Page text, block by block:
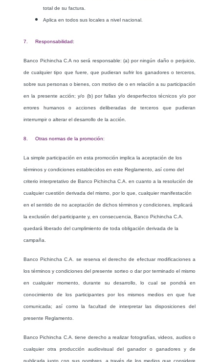
total de su factura.
Aplica en todos sus locales a nivel nacional.
7. Responsabilidad:
Banco Pichincha C.A no será responsable: (a) por ningún daño o perjuicio,
de cualquier tipo que fuere, que pudieran sufrir los ganadores o terceros,
sobre sus personas o bienes, con motivo de o en relación a su participación
en la presente acción; y/o (b) por fallas y/o desperfectos técnicos y/o por
errores humanos o acciones deliberadas de terceros que pudieran
interrumpir o alterar el desarrollo de la acción.
8. Otras normas de la promoción:
La simple participación en esta promoción implica la aceptación de los
términos y condiciones establecidos en este Reglamento, así como del
criterio interpretativo de Banco Pichincha C.A. en cuanto a la resolución de
cualquier cuestión derivada del mismo, por lo que, cualquier manifestación
en el sentido de no aceptación de dichos términos y condiciones, implicará
la exclusión del participante y, en consecuencia, Banco Pichincha C.A.
quedará liberado del cumplimiento de toda obligación derivada de la
campaña.
Banco Pichincha C.A. se reserva el derecho de efectuar modificaciones a
los términos y condiciones del presente sorteo o dar por terminado el mismo
en cualquier momento, durante su desarrollo, lo cual se pondrá en
conocimiento de los participantes por los mismos medios en que fue
comunicada; así como la facultad de interpretar las disposiciones del
presente Reglamento.
Banco Pichincha C.A. tiene derecho a realizar fotografías, videos, audios o
cualquier otra producción audiovisual del ganador o ganadores y de